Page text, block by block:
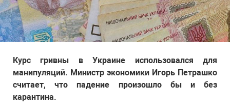
Курс гривны в Украине использовался для
манипуляций. Министр экономики Игорь Петрашко
считает, что падение произошло бы и без
карантина.